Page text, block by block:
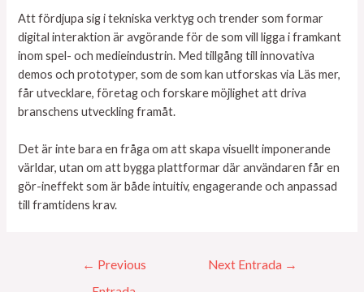
Att fördjupa sig i tekniska verktyg och trender som formar
digital interaktion är avgörande för de som vill ligga i framkant
inom spel- och medieindustrin. Med tillgång till innovativa
demos och prototyper, som de som kan utforskas via Läs mer,
får utvecklare, företag och forskare möjlighet att driva
branschens utveckling framåt.
Det är inte bara en fråga om att skapa visuellt imponerande
världar, utan om att bygga plattformar där användaren får en
gör-ineffekt som är både intuitiv, engagerande och anpassad
till framtidens krav.
← Previous
Next Entrada →